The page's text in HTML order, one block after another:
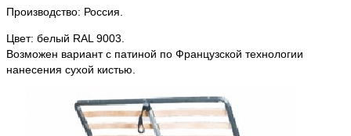
Производство: Россия.
Цвет: белый RAL 9003.
Возможен вариант с патиной по Французской технологии
нанесения сухой кистью.